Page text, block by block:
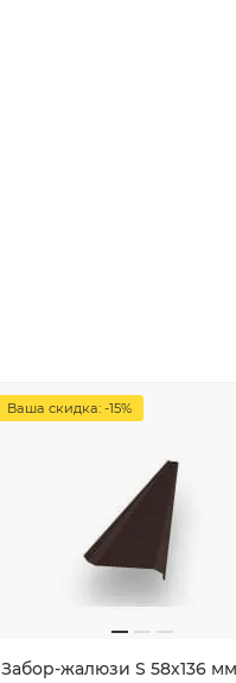
Ваша скидка: -15%
Забор-жалюзи S 58х136